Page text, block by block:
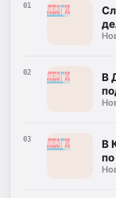
01
02
В
03
В